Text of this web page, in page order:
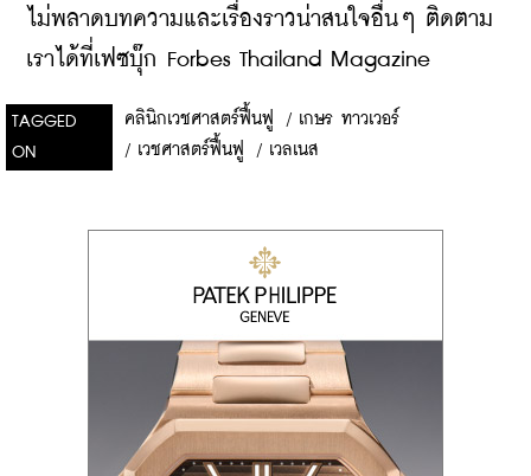
ไม่พลาดบทความและเรื่องราวน่าสนใจอื่นๆ ติดตาม
เราได้ที่เฟซบุ๊ก Forbes Thailand Magazine
TAGGED
ON
คลินิกเวชศาสตร์ฟื้นฟู / เกษร ทาวเวอร์
/ เวชศาสตร์ฟื้นฟู / เวลเนส